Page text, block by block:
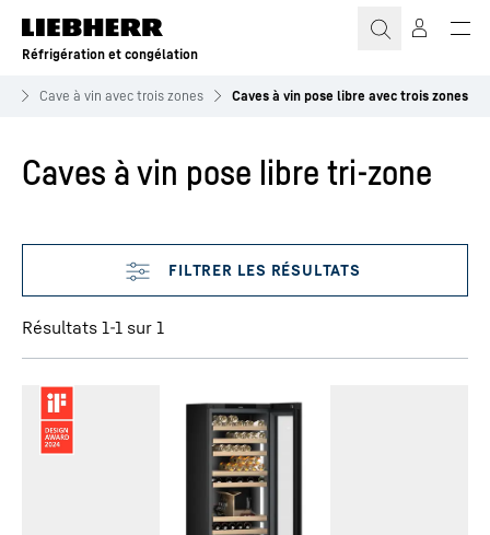
Réfrigération et congélation
Cave à vin avec trois zones Caves à vin pose libre avec trois zones
Caves à vin pose libre tri-zone
Ignorer les filtres
Résultats 1-1 sur 1